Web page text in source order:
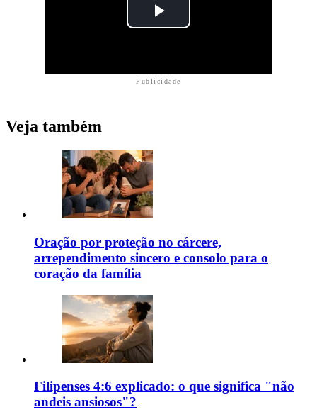
Publicidade
Veja também
Oração por proteção no cárcere,
arrependimento sincero e consolo para o
coração da família
Filipenses 4:6 explicado: o que significa "não
andeis ansiosos"?